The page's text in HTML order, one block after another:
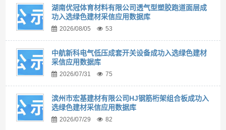
湖南优冠体育材料有限公司透气型塑胶跑道面层成
功入选绿色建材采信应用数据库
2026/08/05 53
中航新科电气低压成套开关设备成功入选绿色建材
采信应用数据库
2026/07/31 75
滨州市宏基建材有限公司HJ钢筋桁架组合板成功入
选绿色建材采信应用数据库
2026/07/29 82